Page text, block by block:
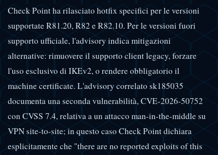
Check Point ha rilasciato hotfix specifici per le versioni
supportate R81.20, R82 e R82.10. Per le versioni fuori
supporto ufficiale, l'advisory indica mitigazioni
alternative: rimuovere il supporto client legacy, forzare
l'uso esclusivo di IKEv2, o rendere obbligatorio il
machine certificate. L'advisory correlato sk185035
documenta una seconda vulnerabilità, CVE-2026-50752
con CVSS 7.4, relativa a un attacco man-in-the-middle su
VPN site-to-site; in questo caso Check Point dichiara
esplicitamente che "there are no reported exploits of this